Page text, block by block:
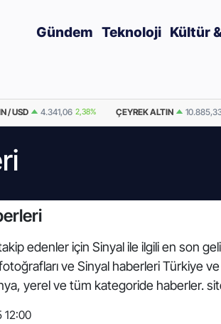
Gündem Teknoloji Kültür
/ USD 4.341,06 2,38% ÇEYREK ALTIN
edenler için Sinyal ile ilgili en son
ve Sinyal haberleri Türkiye
yerel ve tüm kategoride haberler.
12:00